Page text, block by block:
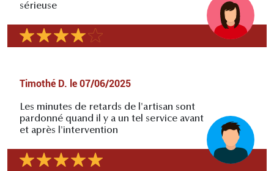
sérieuse
Timothé D. le 07/06/2025
Les minutes de retards de l'artisan sont
pardonné quand il y a un tel service avant
et après l'intervention